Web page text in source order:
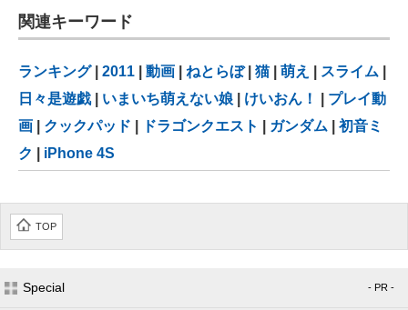
関連キーワード
ランキング| 2011 動画 ねとらぼ| 猫| 萌え スライム
日々是遊戯| いまいち萌えない娘 けいおん！
プレイ動
画
クックパッド ドラゴンクエスト ガンダム
初音ミ
ク
iPhone 4S
TOP
Special - PR -